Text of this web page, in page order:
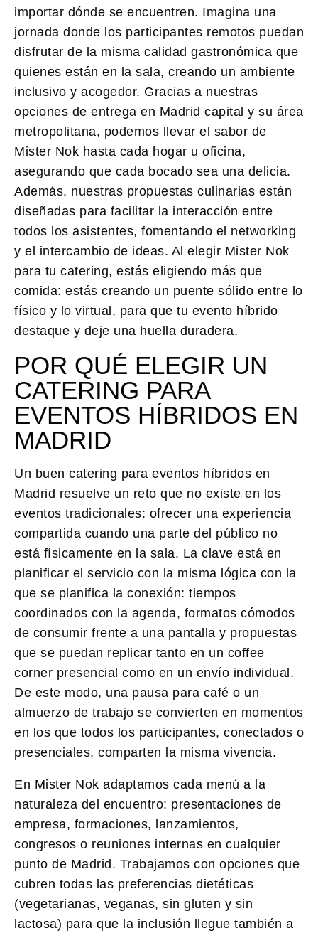
importar dónde se encuentren. Imagina una
jornada donde los participantes remotos puedan
disfrutar de la misma calidad gastronómica que
quienes están en la sala, creando un ambiente
inclusivo y acogedor. Gracias a nuestras
opciones de entrega en Madrid capital y su área
metropolitana, podemos llevar el sabor de
Mister Nok hasta cada hogar u oficina,
asegurando que cada bocado sea una delicia.
Además, nuestras propuestas culinarias están
diseñadas para facilitar la interacción entre
todos los asistentes, fomentando el networking
y el intercambio de ideas. Al elegir Mister Nok
para tu catering, estás eligiendo más que
comida: estás creando un puente sólido entre lo
físico y lo virtual, para que tu evento híbrido
destaque y deje una huella duradera.
POR QUÉ ELEGIR UN
CATERING PARA
EVENTOS HÍBRIDOS EN
MADRID
Un buen catering para eventos híbridos en
Madrid resuelve un reto que no existe en los
eventos tradicionales: ofrecer una experiencia
compartida cuando una parte del público no
está físicamente en la sala. La clave está en
planificar el servicio con la misma lógica con la
que se planifica la conexión: tiempos
coordinados con la agenda, formatos cómodos
de consumir frente a una pantalla y propuestas
que se puedan replicar tanto en un coffee
corner presencial como en un envío individual.
De este modo, una pausa para café o un
almuerzo de trabajo se convierten en momentos
en los que todos los participantes, conectados o
presenciales, comparten la misma vivencia.
En Mister Nok adaptamos cada menú a la
naturaleza del encuentro: presentaciones de
empresa, formaciones, lanzamientos,
congresos o reuniones internas en cualquier
punto de Madrid. Trabajamos con opciones que
cubren todas las preferencias dietéticas
(vegetarianas, veganas, sin gluten y sin
lactosa) para que la inclusión llegue también a